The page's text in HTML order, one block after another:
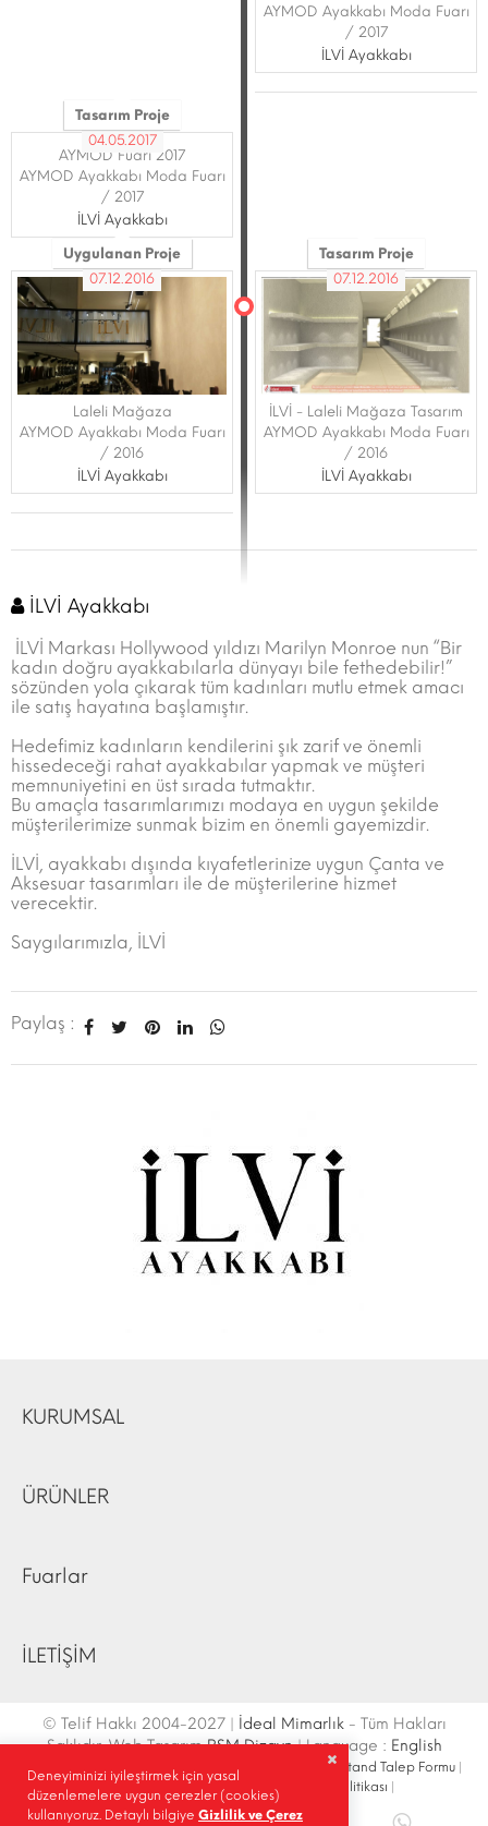
AYMOD Ayakkabı Moda Fuarı
/ 2017
İLVİ Ayakkabı
Tasarım Proje
04.05.2017
AYMOD Fuarı 2017
AYMOD Ayakkabı Moda Fuarı
/ 2017
İLVİ Ayakkabı
Uygulanan Proje
07.12.2016
Laleli Mağaza
AYMOD Ayakkabı Moda Fuarı
/ 2016
İLVİ Ayakkabı
Tasarım Proje
07.12.2016
İLVİ - Laleli Mağaza Tasarım
AYMOD Ayakkabı Moda Fuarı
/ 2016
İLVİ Ayakkabı
İLVİ Ayakkabı
İLVİ Markası Hollywood yıldızı Marilyn Monroe nun “Bir
kadın doğru ayakkabılarla dünyayı bile fethedebilir!”
sözünden yola çıkarak tüm kadınları mutlu etmek amacı
ile satış hayatına başlamıştır.
Hedefimiz kadınların kendilerini şık zarif ve önemli
hissedeceği rahat ayakkabılar yapmak ve müşteri
memnuniyetini en üst sırada tutmaktır.
Bu amaçla tasarımlarımızı modaya en uygun şekilde
müşterilerimize sunmak bizim en önemli gayemizdir.
İLVİ, ayakkabı dışında kıyafetlerinize uygun Çanta ve
Aksesuar tasarımları ile de müşterilerine hizmet
verecektir.
Saygılarımızla, İLVİ
Paylaş :
KURUMSAL
ÜRÜNLER
Fuarlar
İLETİŞİM
© Telif Hakkı 2004-2027 | İdeal Mimarlık- Tüm Hakları
Saklıdır. Web TasarımRSM Dizayn| Language : English
| Ulaşım Krokisi Site Haritası Fuar Stand Talep Formu|
Site İçi Arama
|Sosyal Medya Gizlilik Politikası |
Paylaş |
Deneyiminizi iyileştirmek için yasal
düzenlemelere uygun çerezler (cookies)
kullanıyoruz. Detaylı bilgiye Gizlilik ve Çerez